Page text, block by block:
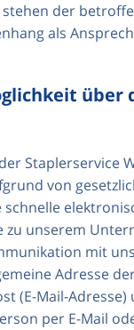
der
als
über
Staplerservice
von
schnelle
zu unserem
mit
Adresse
(E-Mail-Adresse)
per E-Mail